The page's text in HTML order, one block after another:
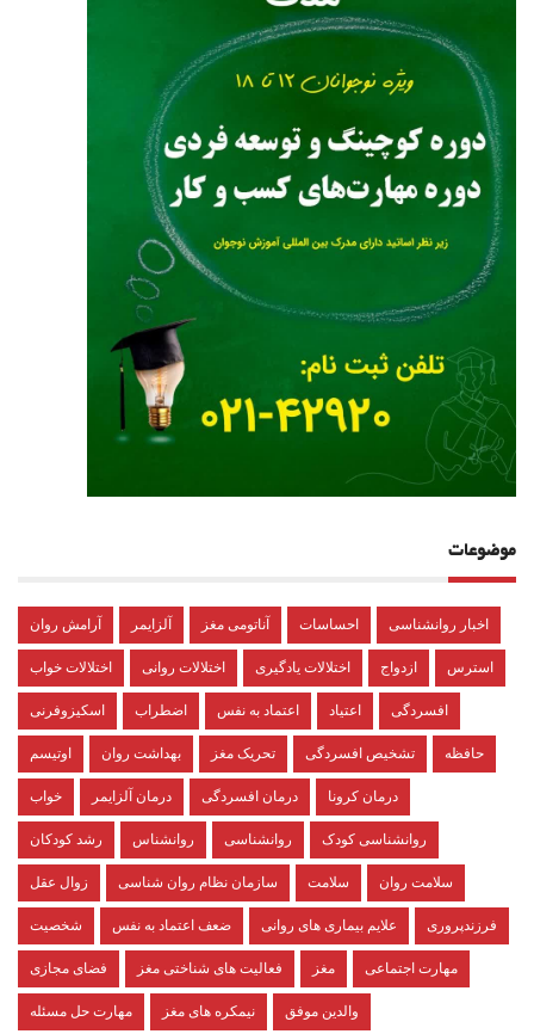
موضوعات
آرامش روان آلزایمر آناتومی مغز احساسات اخبار روانشناسی
اختلالات خواب اختلالات روانی اختلالات یادگیری ازدواج استرس
اسکیزوفرنی اضطراب اعتماد به نفس اعتیاد افسردگی
اوتیسم بهداشت روان تحریک مغز تشخیص افسردگی حافظه
خواب درمان آلزایمر درمان افسردگی درمان کرونا
رشد کودکان روانشناس روانشناسی روانشناسی کودک
زوال عقل سازمان نظام روان شناسی سلامت سلامت روان
شخصیت ضعف اعتماد به نفس علایم بیماری های روانی فرزندپروری
فضای مجازی فعالیت های شناختی مغز مغز مهارت اجتماعی
مهارت حل مسئله نیمکره های مغز والدین موفق